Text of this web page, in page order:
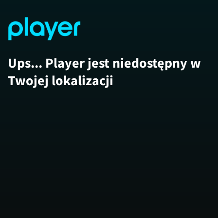
Ups... Player jest niedostępny w
Twojej lokalizacji